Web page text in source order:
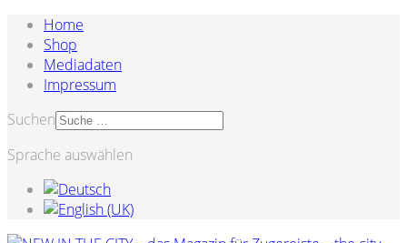
Home
Shop
Mediadaten
Impressum
Suchen
Sprache auswählen